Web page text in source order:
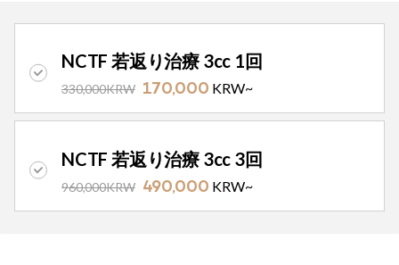
NCTF 若返り治療 3cc 1回
330,000KRW 170,000 KRW~
NCTF 若返り治療 3cc 3回
960,000KRW 490,000 KRW~